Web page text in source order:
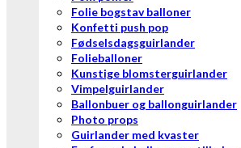
Folie bogstav balloner
Konfetti push pop
Fødselsdagsguirlander
Folieballoner
Kunstige blomsterguirlander
Vimpelguirlander
Ballonbuer og ballonguirlander
Photo props
Guirlander med kvaster